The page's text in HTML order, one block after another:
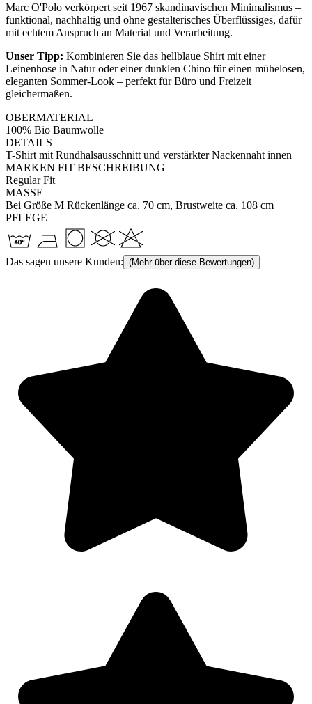
Marc O'Polo verkörpert seit 1967 skandinavischen Minimalismus –
funktional, nachhaltig und ohne gestalterisches Überflüssiges, dafür
mit echtem Anspruch an Material und Verarbeitung.
Unser Tipp: Kombinieren Sie das hellblaue Shirt mit einer
Leinenhose in Natur oder einer dunklen Chino für einen mühelosen,
eleganten Sommer-Look – perfekt für Büro und Freizeit
gleichermaßen.
OBERMATERIAL
100% Bio Baumwolle
DETAILS
T-Shirt mit Rundhalsausschnitt und verstärkter Nackennaht innen
MARKEN FIT BESCHREIBUNG
Regular Fit
MASSE
Bei Größe M Rückenlänge ca. 70 cm, Brustweite ca. 108 cm
PFLEGE
Das sagen unsere Kunden: (Mehr über diese Bewertungen)